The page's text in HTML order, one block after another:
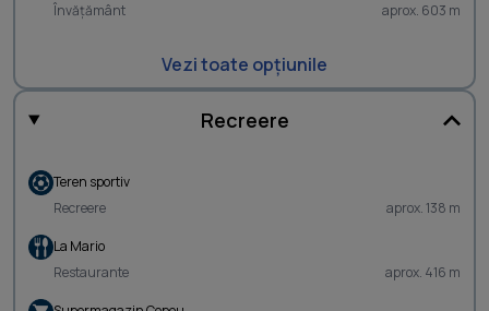
Învățământ
aprox. 603 m
Vezi toate opțiunile
Recreere
Teren sportiv
Recreere
aprox. 138 m
La Mario
Restaurante
aprox. 416 m